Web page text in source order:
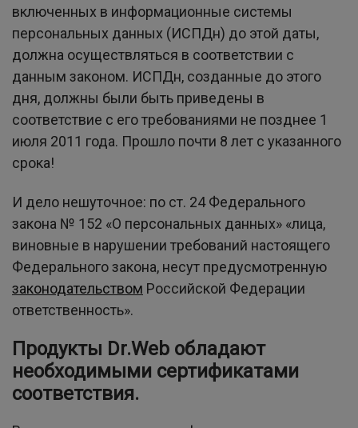
включенных в информационные системы
персональных данных (ИСПДн) до этой даты,
должна осуществляться в соответствии с
данным законом. ИСПДн, созданные до этого
дня, должны были быть приведены в
соответствие с его требованиями не позднее 1
июля 2011 года. Прошло почти 8 лет с указанного
срока!
И дело нешуточное: по ст. 24 Федерального
закона № 152 «О персональных данных» «лица,
виновные в нарушении требований настоящего
Федерального закона, несут предусмотренную
законодательством Российской Федерации
ответственность».
Продукты Dr.Web обладают
необходимыми сертификатами
соответствия.